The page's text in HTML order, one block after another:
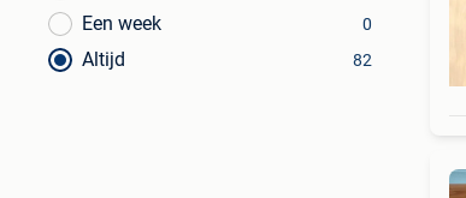
Een week 0
Altijd 82